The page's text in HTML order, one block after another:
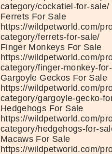
category/cockatiel-for-sale/
Ferrets For Sale
https://wildpetworld.com/
category/ferrets-for-sale/
Finger Monkeys For Sale
https://wildpetworld.com/
category/finger-monkey-
Gargoyle Geckos For Sale
https://wildpetworld.com/
category/gargoyle-gecko-
Hedgehogs For Sale
https://wildpetworld.com/
category/hedgehogs-for-
Macaws For Sale
https://wildpetworld.com/